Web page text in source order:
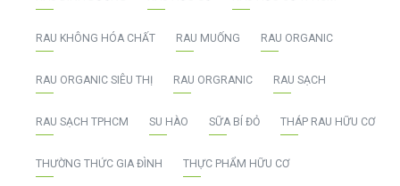
RAU KHÔNG HÓA CHẤT RAU MUỐNG RAU ORGANIC
RAU ORGANIC SIÊU THỊ RAU ORGRANIC RAU SẠCH
RAU SẠCH TPHCM SU HÀO SỮA BÍ ĐỎ THÁP RAU HỮU CƠ
THƯỜNG THỨC GIA ĐÌNH THỰC PHẨM HỮU CƠ